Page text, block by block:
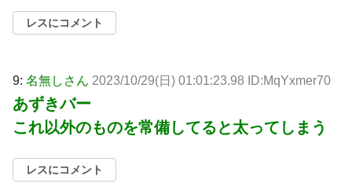
レスにコメント
9: 名無しさん 2023/10/29(日) 01:01:23.98 ID:MqYxmer70
あずきバー
これ以外のものを常備してると太ってしまう
レスにコメント